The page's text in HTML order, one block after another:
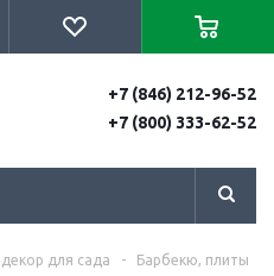
+7 (846) 212-96-52
+7 (800) 333-62-52
для сада -
Барбекю, плиты